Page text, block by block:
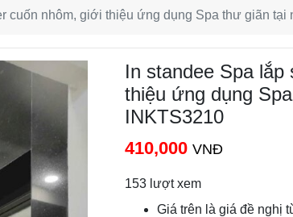
cuốn nhôm, giới thiệu ứng dụng Spa thư giãn tại
In standee Spa
thiệu ứng dụng
INKTS3210
410,000 VNĐ
153 lượt xem
Giá trên là giá đề nghị